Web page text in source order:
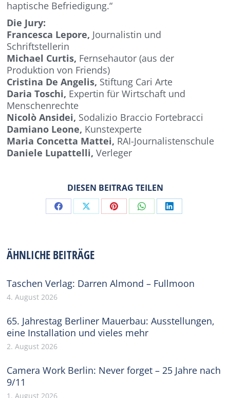
haptische Befriedigung.“
Die Jury:
Francesca Lepore, Journalistin und
Schriftstellerin
Michael Curtis, Fernsehautor (aus der
Produktion von Friends)
Cristina De Angelis, Stiftung Cari Arte
Daria Toschi, Expertin für Wirtschaft und
Menschenrechte
Nicolò Ansidei, Sodalizio Braccio Fortebracci
Damiano Leone, Kunstexperte
Maria Concetta Mattei, RAI-Journalistenschule
Daniele Lupattelli, Verleger
DIESEN BEITRAG TEILEN
Share Share Share Share Share
ÄHNLICHE BEITRÄGE
Taschen Verlag: Darren Almond – Fullmoon
4. August 2026
65. Jahrestag Berliner Mauerbau: Ausstellungen,
eine Installation und vieles mehr
2. August 2026
Camera Work Berlin: Never forget – 25 Jahre nach
9/11
1. August 2026